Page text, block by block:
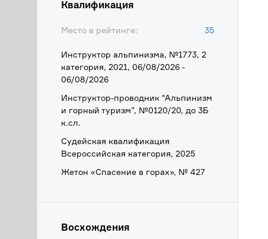
Квалификация
Место в рейтинге: 35
Инструктор альпинизма, №1773, 2
категория, 2021, 06/08/2026 -
06/08/2026
Инструктор-проводник "Альпинизм
и горный туризм”, №0120/20, до 3Б
к.сл.
Судейская квалификация
Всероссийская категория, 2025
Жетон «Спасение в горах», № 427
Восхождения